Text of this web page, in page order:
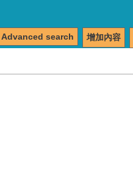
增加內容
Advanced search